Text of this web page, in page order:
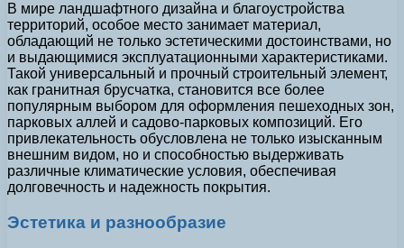
В мире ландшафтного дизайна и благоустройства
территорий, особое место занимает материал,
обладающий не только эстетическими достоинствами, но
и выдающимися эксплуатационными характеристиками.
Такой универсальный и прочный строительный элемент,
как гранитная брусчатка, становится все более
популярным выбором для оформления пешеходных зон,
парковых аллей и садово-парковых композиций. Его
привлекательность обусловлена не только изысканным
внешним видом, но и способностью выдерживать
различные климатические условия, обеспечивая
долговечность и надежность покрытия.
Эстетика и разнообразие